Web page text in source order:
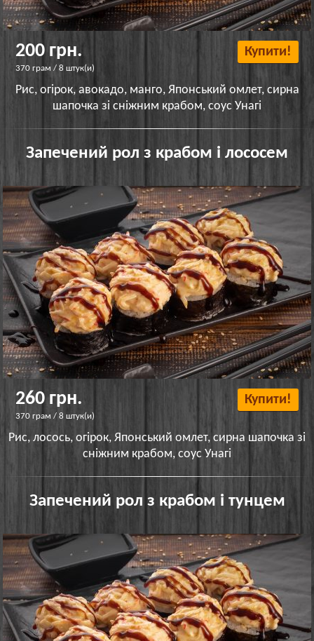
200 грн.
370 грам / 8 штук(и)
Купити!
Рис, огірок, авокадо, манго, Японський омлет, сирна
шапочка зі сніжним крабом, соус Унагі
Запечений рол з крабом і лососем
260 грн.
370 грам / 8 штук(и)
Купити!
Рис, лосось, огірок, Японський омлет, сирна шапочка зі
сніжним крабом, соус Унагі
Запечений рол з крабом і тунцем